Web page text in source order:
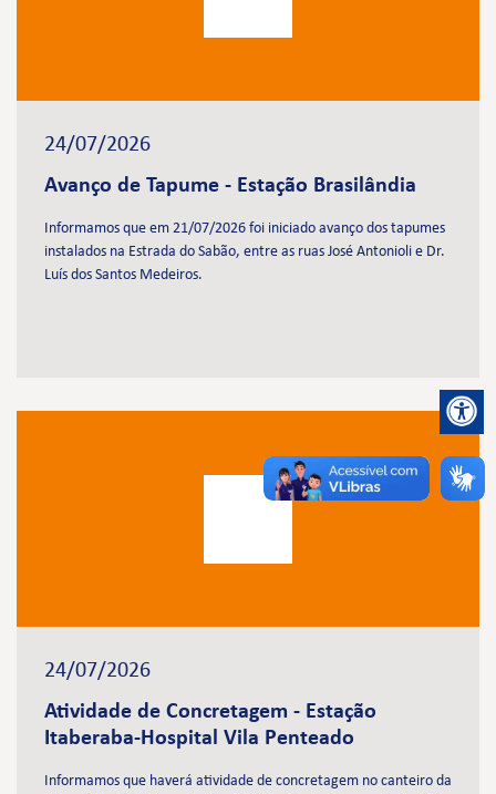
24/07/2026
Avanço de Tapume - Estação Brasilândia
Informamos que em 21/07/2026 foi iniciado avanço dos tapumes
instalados na Estrada do Sabão, entre as ruas José Antonioli e Dr.
Luís dos Santos Medeiros.
24/07/2026
Atividade de Concretagem - Estação
Itaberaba-Hospital Vila Penteado
Informamos que haverá atividade de concretagem no canteiro da